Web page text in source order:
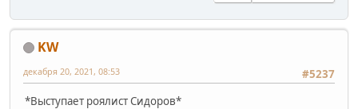
KW
#5237
декабря 20, 2021, 08:53
*Выступает роялист Сидоров*